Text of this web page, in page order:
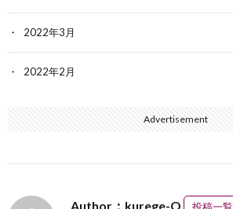
2022年3月
2022年2月
Advertisement
Author：kurege-O 投稿一覧